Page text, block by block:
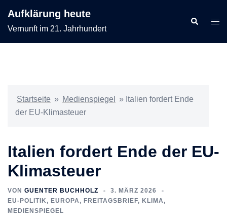
Inhalt
springen
Aufklärung heute
Vernunft im 21. Jahrhundert
Suche
Startseite » Medienspiegel » Italien fordert Ende
der EU-Klimasteuer
Italien fordert Ende der EU-
Klimasteuer
VON GUENTER BUCHHOLZ
3. MÄRZ 2026
EU-POLITIK, EUROPA, FREITAGSBRIEF, KLIMA,
MEDIENSPIEGEL